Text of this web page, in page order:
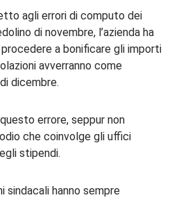
agli errori di computo dei
di novembre, l’azienda ha
a bonificare gli importi
avverranno come
dicembre.
errore, seppur non
che coinvolge gli uffici
stipendi.
sindacali hanno sempre